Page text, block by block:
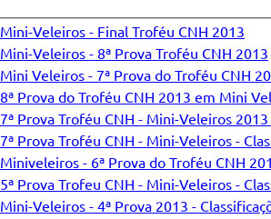
Mini-Veleiros - Final Troféu CNH 2013
Mini-Veleiros - 8ª Prova Troféu CNH 2013
Mini Veleiros - 7ª Prova do Troféu CNH
8ª Prova do Troféu CNH 2013 em Mini
7ª Prova Troféu CNH - Mini-Veleiros 2013
7ª Prova Troféu CNH - Mini-Veleiros -
Miniveleiros - 6ª Prova do Troféu CNH
5ª Prova Trofeu CNH - Mini-Veleiros -
Mini-Veleiros - 4ª Prova 2013 -